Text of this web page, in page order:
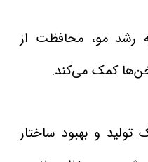
رشد مو، محافظت از
کمک می‌کند.
و بهبود ساختار